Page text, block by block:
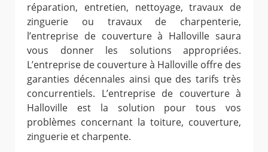
réparation, entretien, nettoyage, travaux de
zinguerie ou travaux de charpenterie,
l’entreprise de couverture à Halloville saura
vous donner les solutions appropriées.
L’entreprise de couverture à Halloville offre des
garanties décennales ainsi que des tarifs très
concurrentiels. L’entreprise de couverture à
Halloville est la solution pour tous vos
problèmes concernant la toiture, couverture,
zinguerie et charpente.